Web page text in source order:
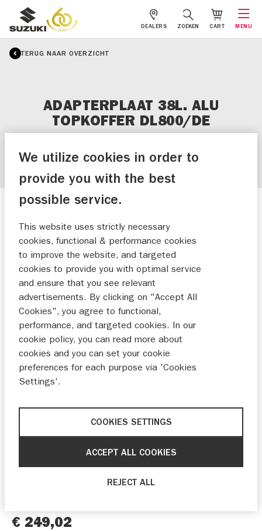
DEALERS ZOEKEN CART MENU
TERUG NAAR OVERZICHT
ADAPTERPLAAT 38L. ALU
TOPKOFFER DL800/DE
Met deze adapterplaat monteer je de Aluminium
topkoffer (38 l.) op de V-Strom 800(DE) monteren.
Zwart 93100-25860
€ 249,02
We utilize cookies in order to
provide you with the best
possible service.
This website uses strictly necessary
cookies, functional & performance cookies
to improve the website, and targeted
cookies to provide you with optimal service
and ensure that you see relevant
advertisements. By clicking on "Accept All
Cookies", you agree to functional,
performance, and targeted cookies. In our
cookie policy, you can read more about
cookies and you can set your cookie
preferences for each purpose via 'Cookies
Settings'.
COOKIES SETTINGS
REJECT ALL
ACCEPT ALL COOKIES